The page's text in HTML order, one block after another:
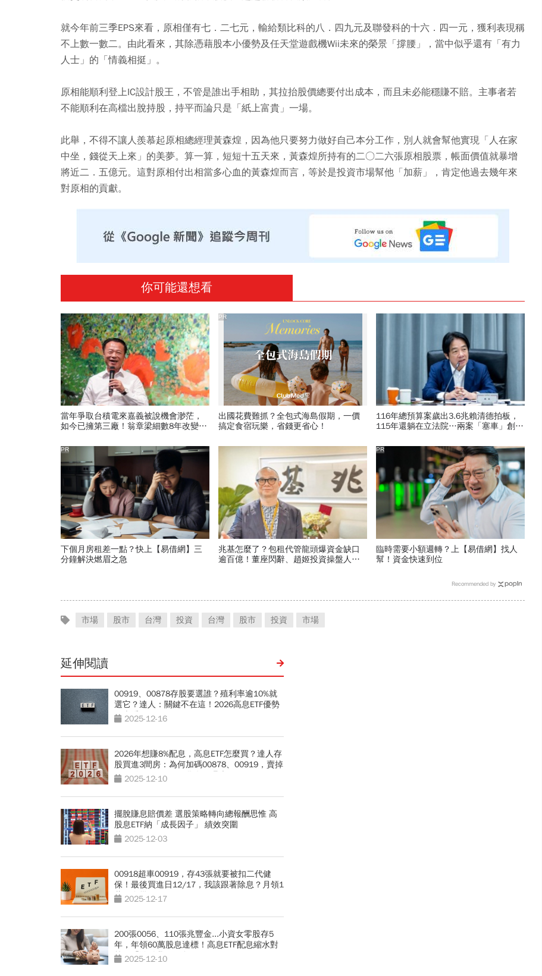
就今年前三季EPS來看，原相僅有七．二七元，輸給類比科的八．四九元及聯發科的十六．四一元，獲利表現稱
不上數一數二。由此看來，其除憑藉股本小優勢及任天堂遊戲機Wii未來的榮景「撐腰」，當中似乎還有「有力
人士」的「情義相挺」。
原相能順利登上IC設計股王，不管是誰出手相助，其拉抬股價總要付出成本，而且未必能穩賺不賠。主事者若
不能順利在高檔出脫持股，持平而論只是「紙上富貴」一場。
此舉，不得不讓人羨慕起原相總經理黃森煌，因為他只要努力做好自己本分工作，別人就會幫他實現「人在家
中坐，錢從天上來」的美夢。算一算，短短十五天來，黃森煌所持有的二○二六張原相股票，帳面價值就暴增
將近二．五億元。這對原相付出相當多心血的黃森煌而言，等於是投資市場幫他「加薪」，肯定他過去幾年來
對原相的貢獻。
你可能還想看
當年爭取台積電來嘉義被說機會渺茫，
如今已擁第三廠！翁章梁細數8年改變：
出國花費難抓？全包式海島假期，一價
搞定食宿玩樂，省錢更省心！
PR
116年總預算案歲出3.6兆賴清德拍板，
115年還躺在立法院…兩案「塞車」創憲
下個月房租差一點？快上【易借網】三
分鐘解決燃眉之急
PR
兆基怎麼了？包租代管龍頭爆資金缺口
逾百億！董座閃辭、趙姬投資操盤人失
臨時需要小額週轉？上【易借網】找人
幫！資金快速到位
PR
Recommended by
市場 股市 台灣 投資 台灣 股市 投資 市場
延伸閱讀
00919、00878存股要選誰？殖利率逾10%就
選它？達人：關鍵不在這！2026高息ETF優勢
一表看
2025-12-16
2026年想賺8%配息，高息ETF怎麼買？達人存
股買進3間房：為何加碼00878、00919，賣掉
00940、00939...口袋名單曝光
2025-12-10
擺脫賺息賠價差 選股策略轉向總報酬思惟 高
股息ETF納「成長因子」 績效突圍
2025-12-03
00918超車00919，存43張就要被扣二代健
保！最後買進日12/17，我該跟著除息？月領1
萬要存幾張
2025-12-17
200張0056、110張兆豐金...小資女零股存5
年，年領60萬股息達標！高息ETF配息縮水對
策？「激勵我買更多」
2025-12-10